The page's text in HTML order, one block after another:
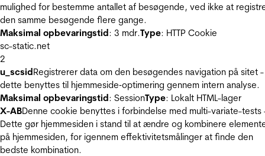
mulighed for bestemme antallet af besøgende, ved ikke at
den samme besøgende flere gange.
Maksimal opbevaringstid: 3 mdr.Type: HTTP Cookie
sc-static.net
2
u_scsidRegistrerer data om den besøgendes navigation på sitet -
dette benyttes til hjemmeside‐optimering gennem intern analyse.
Maksimal opbevaringstid: SessionType: Lokalt HTML-lager
X-ABDenne cookie benyttes i forbindelse med multi-variate-tests
Dette gør hjemmesiden i stand til at ændre og kombinere
på hjemmesiden, for igennem effektivitetsmålinger at finde den
bedste kombination.